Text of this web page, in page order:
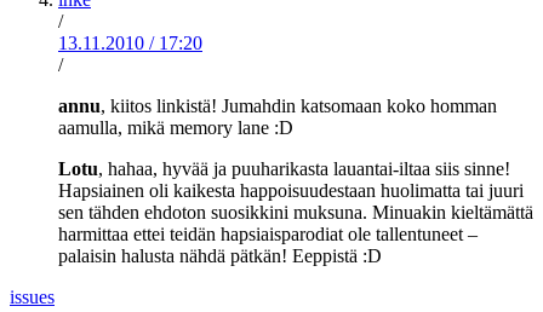
/
13.11.2010 / 17:20
/
annu, kiitos linkistä! Jumahdin katsomaan koko homman
aamulla, mikä memory lane :D
Lotu, hahaa, hyvää ja puuharikasta lauantai-iltaa siis sinne!
Hapsiainen oli kaikesta happoisuudestaan huolimatta tai juuri
sen tähden ehdoton suosikkini muksuna. Minuakin kieltämättä
harmittaa ettei teidän hapsiaisparodiat ole tallentuneet –
palaisin halusta nähdä pätkän! Eeppistä :D
issues